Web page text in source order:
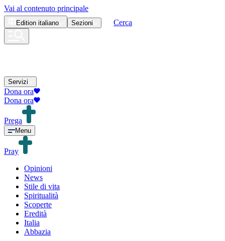
Vai al contenuto principale
Edition italiano Sezioni Cerca
Servizi
Dona ora
Dona ora
Prega
Menu
Pray
Opinioni
News
Stile di vita
Spiritualità
Scoperte
Eredità
Italia
Abbazia